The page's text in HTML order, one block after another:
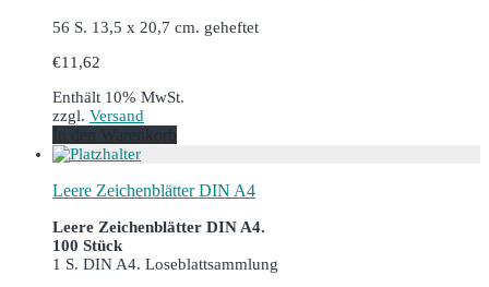
56 S. 13,5 x 20,7 cm. geheftet
€11,62
Enthält 10% MwSt.
zzgl. Versand
In den Warenkorb
Leere Zeichenblätter DIN A4
Leere Zeichenblätter DIN A4.
100 Stück
1 S. DIN A4. Loseblattsammlung